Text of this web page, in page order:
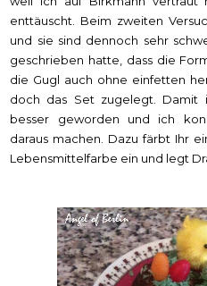
enttäuscht. Beim zweiten
und sie sind dennoch sehr
geschrieben hatte, dass die
die Gugl auch ohne einfetten
doch das Set zugelegt. Damit
besser geworden und ich
daraus machen. Dazu färbt Ihr
Lebensmittelfarbe ein und legt